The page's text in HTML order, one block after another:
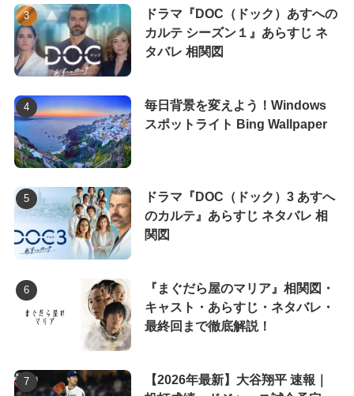
ドラマ『DOC（ドック）あすへの
カルテ シーズン１』あらすじ ネ
タバレ 相関図
毎日背景を変えよう！Windows
スポットライト Bing Wallpaper
ドラマ『DOC（ドック）3 あすへ
のカルテ』あらすじ ネタバレ 相
関図
『まぐだら屋のマリア』相関図・
キャスト・あらすじ・ネタバレ・
最終回まで徹底解説！
【2026年最新】大谷翔平 速報｜